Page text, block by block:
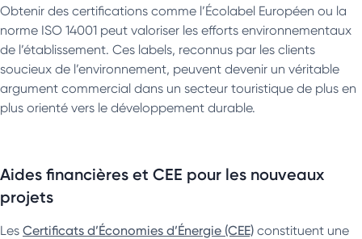
Obtenir des certifications comme l’Écolabel Européen ou la
norme ISO 14001 peut valoriser les efforts environnementaux
de l’établissement. Ces labels, reconnus par les clients
soucieux de l’environnement, peuvent devenir un véritable
argument commercial dans un secteur touristique de plus en
plus orienté vers le développement durable.
Aides financières et CEE pour les nouveaux
projets
Les Certificats d’Économies d’Énergie (CEE) constituent une